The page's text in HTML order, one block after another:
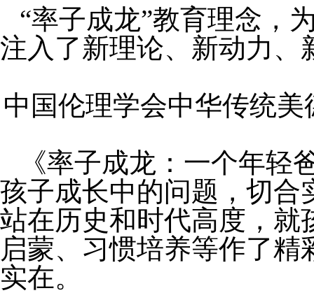
“率子成龙”教育理念，
注入了新理论、新动力、
中国伦理学会中华传统
《率子成龙：一个年轻
孩子成长中的问题，切合
站在历史和时代高度，就
启蒙、习惯培养等作了
实在。